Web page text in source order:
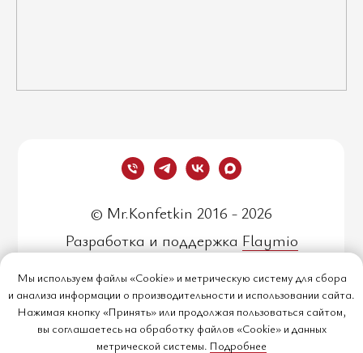
Мы используем файлы «Cookie» и метрическую систему для сбора
и анализа информации о производительности и использовании сайта.
Нажимая кнопку «Принять» или продолжая пользоваться сайтом,
вы соглашаетесь на обработку файлов «Cookie» и данных
метрической системы. Подробнее
© Mr.Konfetkin 2016 - 2026
Разработка и поддержка Flaymio
Политика обработки
персональных данных
Согласие на обработку